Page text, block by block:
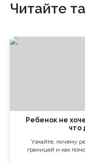
Читайте
Ребенок не
что
Узнайте, почему
границей и как